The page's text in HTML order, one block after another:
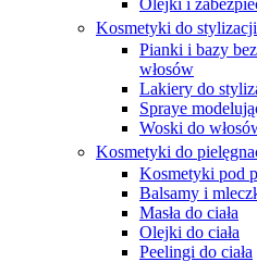
Olejki i
Kosmetyki do
Pianki i bazy
włosów
Lakiery do
Spraye
Woski do
Kosmetyki do
Kosmetyki pod
Balsamy i
Masła do ciała
Olejki do ciała
Peelingi do ciała